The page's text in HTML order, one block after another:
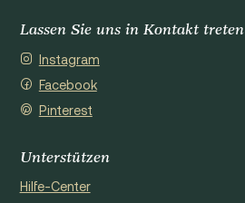
Lassen Sie uns in Kontakt treten
Instagram
Facebook
Pinterest
Unterstützen
Hilfe-Center